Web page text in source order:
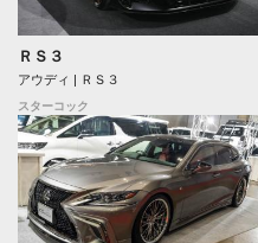
ＲＳ３
アウディ | ＲＳ３
スターコック